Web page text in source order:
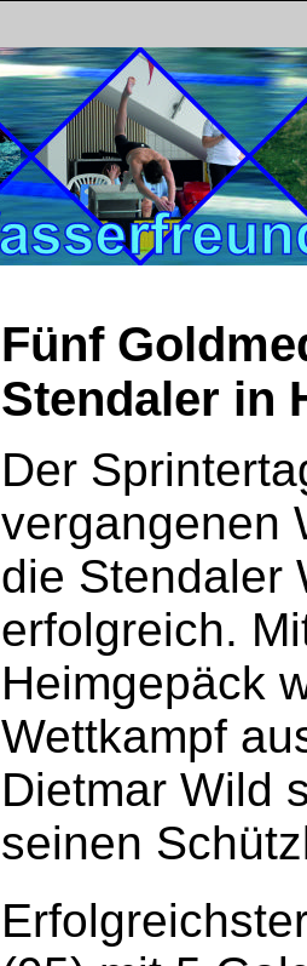
Fünf
Stendaler in
Der
vergangenen
die Stendaler
erfolgreich.
Heimgepäck
Wettkampf
Dietmar Wild
seinen